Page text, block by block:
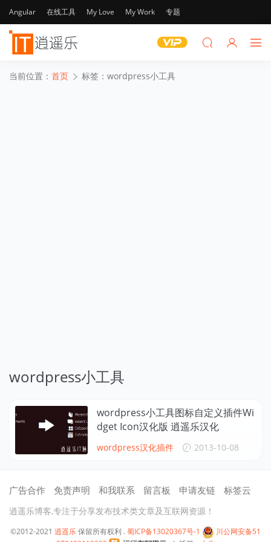
Angular 在线工具 My Love My Work 专题
当前位置： 首页 标签：wordpress小工具
wordpress小工具
wordpress小工具图标自定义插件Wi
dget Icon汉化版 逍遥乐汉化
wordpress汉化插件 2013-10-08
广告合作 免责声明 和我联系 留言板 申请友链 标签云
逍遥乐博客,专注于分享发布技术类文章及互联网资源！
©2012-2021 逍遥乐保留所有权利 . 蜀ICP备13020367号-1
川公网安备51